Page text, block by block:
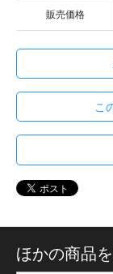
販売価格
こ
ほかの商品